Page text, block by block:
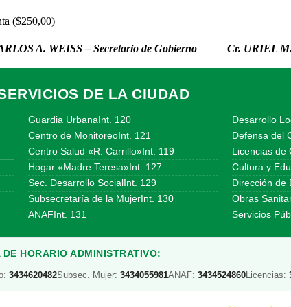
($250,00)
A. WEISS – Secretario de Gobierno Cr. URIEL
DE LA CIUDAD
Guardia UrbanaInt. 120
Centro de MonitoreoInt. 121
Centro Salud «R. Carrillo»Int. 119
Hogar «Madre Teresa»Int. 127
Sec. Desarrollo SocialInt. 129
Subsecretaría de la MujerInt. 130
ANAFInt. 131
Desarrollo
Defensa del
Licencias
Cultura y
Dirección de
Obras
Servicios
HORARIO ADMINISTRATIVO:
3434620482Subsec. Mujer: 3434055981ANAF: 3434524860 Licencias: